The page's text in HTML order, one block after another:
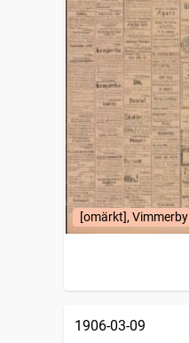
[omärkt], Vimmerby
1906-03-09